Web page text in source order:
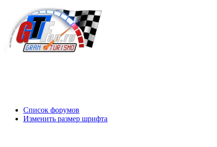
Список форумов
Изменить размер шрифта